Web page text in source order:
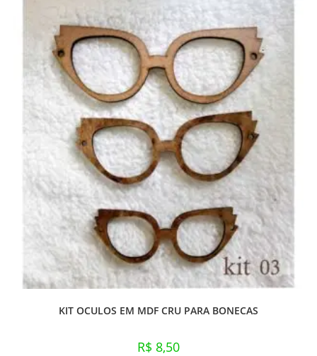
KIT OCULOS EM MDF CRU PARA BONECAS
R$ 8,50